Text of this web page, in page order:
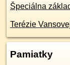
Špeciálna
Terézie
Pamiatky